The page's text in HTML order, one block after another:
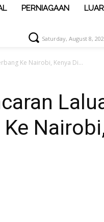
PERNIAGAAN
Saturday, August 8,
Ke Nairobi, Kenya Di...